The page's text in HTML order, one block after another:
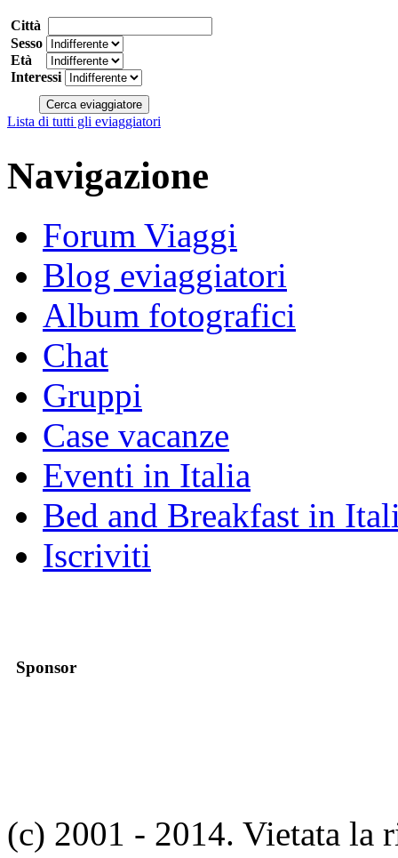
Città
Sesso
Età
Interessi
Lista di tutti gli eviaggiatori
Navigazione
Forum Viaggi
Blog eviaggiatori
Album fotografici
Chat
Gruppi
Case vacanze
Eventi in Italia
Bed and Breakfast in
Iscriviti
Sponsor
(c) 2001 - 2014. Vietata la